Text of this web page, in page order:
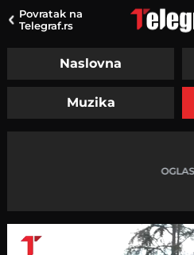
Povratak na
Telegraf.rs
Naslovna
Muzika